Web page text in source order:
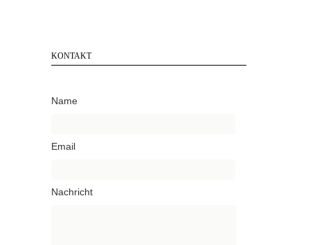
KONTAKT
Name
Email
Nachricht